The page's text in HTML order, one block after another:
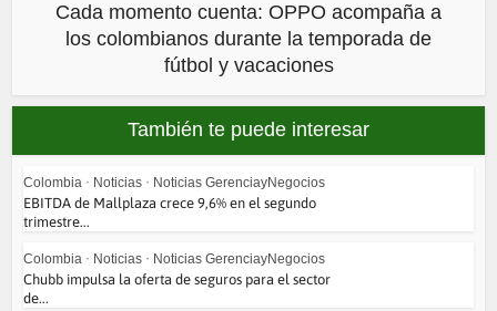
Cada momento cuenta: OPPO acompaña a
los colombianos durante la temporada de
fútbol y vacaciones
También te puede interesar
Colombia • Noticias • Noticias GerenciayNegocios
EBITDA de Mallplaza crece 9,6% en el segundo
trimestre...
Colombia • Noticias • Noticias GerenciayNegocios
Chubb impulsa la oferta de seguros para el sector
de...